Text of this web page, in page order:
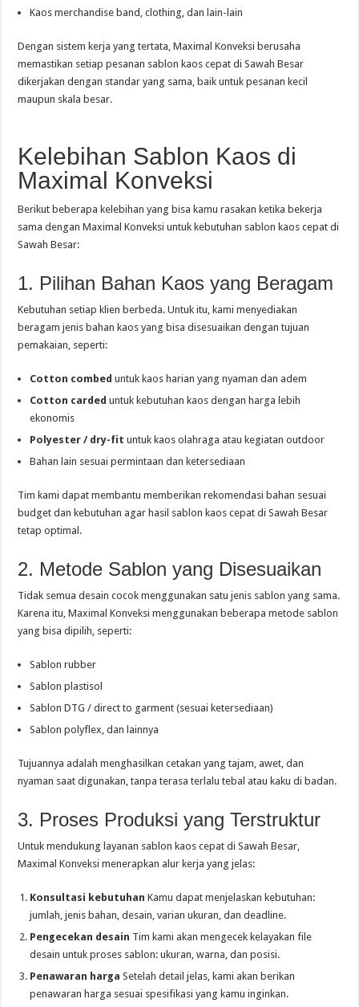
Kaos merchandise band, clothing, dan lain-lain
Dengan sistem kerja yang tertata, Maximal Konveksi berusaha
memastikan setiap pesanan sablon kaos cepat di Sawah Besar
dikerjakan dengan standar yang sama, baik untuk pesanan kecil
maupun skala besar.
Kelebihan Sablon Kaos di
Maximal Konveksi
Berikut beberapa kelebihan yang bisa kamu rasakan ketika bekerja
sama dengan Maximal Konveksi untuk kebutuhan sablon kaos cepat di
Sawah Besar:
1. Pilihan Bahan Kaos yang Beragam
Kebutuhan setiap klien berbeda. Untuk itu, kami menyediakan
beragam jenis bahan kaos yang bisa disesuaikan dengan tujuan
pemakaian, seperti:
Cotton combed untuk kaos harian yang nyaman dan adem
Cotton carded untuk kebutuhan kaos dengan harga lebih
ekonomis
Polyester / dry-fit untuk kaos olahraga atau kegiatan outdoor
Bahan lain sesuai permintaan dan ketersediaan
Tim kami dapat membantu memberikan rekomendasi bahan sesuai
budget dan kebutuhan agar hasil sablon kaos cepat di Sawah Besar
tetap optimal.
2. Metode Sablon yang Disesuaikan
Tidak semua desain cocok menggunakan satu jenis sablon yang sama.
Karena itu, Maximal Konveksi menggunakan beberapa metode sablon
yang bisa dipilih, seperti:
Sablon rubber
Sablon plastisol
Sablon DTG / direct to garment (sesuai ketersediaan)
Sablon polyflex, dan lainnya
Tujuannya adalah menghasilkan cetakan yang tajam, awet, dan
nyaman saat digunakan, tanpa terasa terlalu tebal atau kaku di badan.
3. Proses Produksi yang Terstruktur
Untuk mendukung layanan sablon kaos cepat di Sawah Besar,
Maximal Konveksi menerapkan alur kerja yang jelas:
Konsultasi kebutuhan Kamu dapat menjelaskan kebutuhan:
jumlah, jenis bahan, desain, varian ukuran, dan deadline.
Pengecekan desain Tim kami akan mengecek kelayakan file
desain untuk proses sablon: ukuran, warna, dan posisi.
Penawaran harga Setelah detail jelas, kami akan berikan
penawaran harga sesuai spesifikasi yang kamu inginkan.